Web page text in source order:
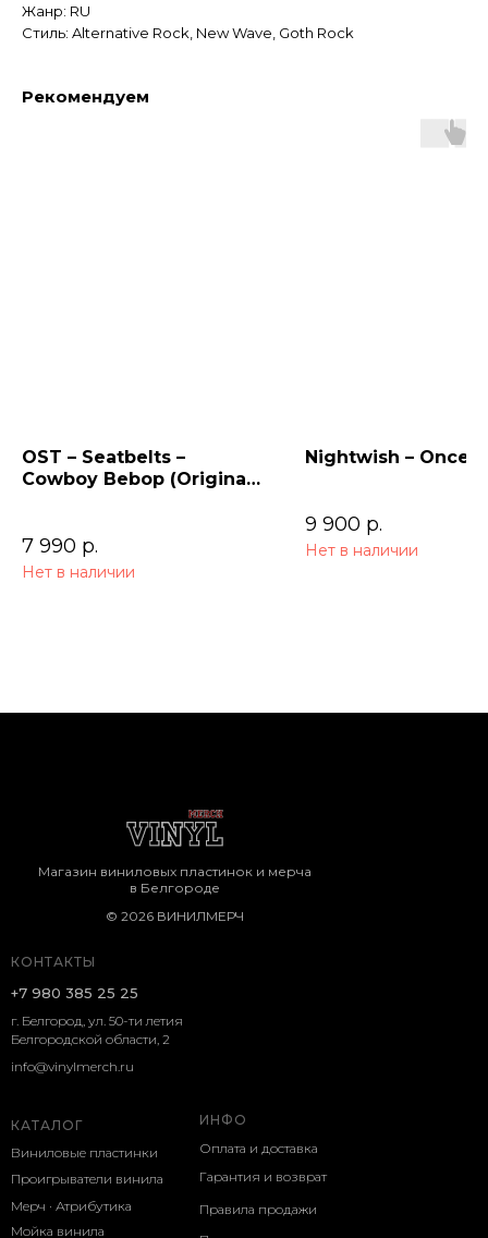
Жанр: RU
Стиль: Alternative Rock, New Wave, Goth Rock
Рекомендуем
OST – Seatbelts –
Cowboy Bebop (Original
7 990 р.
Нет в наличии
Nightwish – Once
9 900 р.
Нет в наличии
КОНТАКТЫ
г. Белгород, ул. 50-ти летия
Белгородской области, 2
КАТАЛОГ
Виниловые пластинки
ИНФО
Оплата и доставка
+7 980 385 25 25
Магазин виниловых пластинок и мерча
в Белгороде
Проигрыватели винила
Мерч · Атрибутика
Мойка винила
Гарантия и возврат
Правила продажи
© 2026 ВИНИЛМЕРЧ
info@vinylmerch.ru